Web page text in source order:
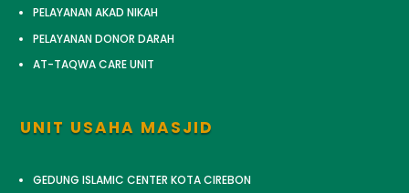
PELAYANAN AKAD NIKAH
PELAYANAN DONOR DARAH
AT-TAQWA CARE UNIT
UNIT USAHA MASJID
GEDUNG ISLAMIC CENTER KOTA CIREBON